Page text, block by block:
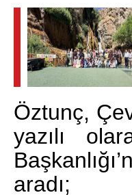
Öztunç,
yazılı
aradı;